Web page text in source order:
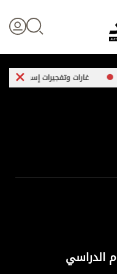
وتفجيرات إسرائيلية على بلدات